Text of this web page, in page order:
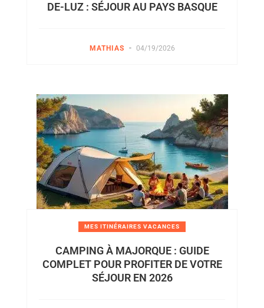
DE-LUZ : SÉJOUR AU PAYS BASQUE
MATHIAS - 04/19/2026
MES ITINÉRAIRES VACANCES
CAMPING À MAJORQUE : GUIDE
COMPLET POUR PROFITER DE VOTRE
SÉJOUR EN 2026